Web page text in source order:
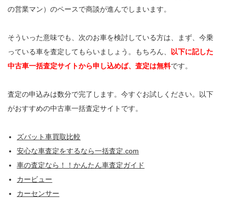
の営業マン）のペースで商談が進んでしまいます。
そういった意味でも、次のお車を検討している方は、まず、今乗
っている車を査定してもらいましょう。もちろん、 以下に記した
中古車一括査定サイトから申し込めば、査定は無料です。
査定の申込みは数分で完了します。今すぐお試しください。以下
がおすすめの中古車一括査定サイトです。
ズバット車買取比較
安心な車査定をするなら一括査定.com
車の査定なら！！かんたん車査定ガイド
カービュー
カーセンサー